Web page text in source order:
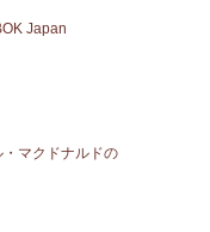
Japan
マクドナルドの